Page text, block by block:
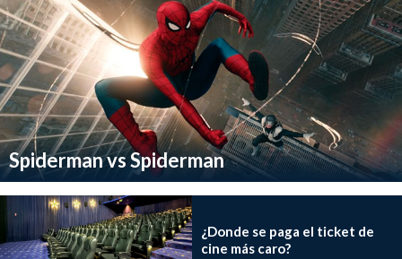
Spiderman vs Spiderman
¿Donde se paga el ticket de
cine más caro?